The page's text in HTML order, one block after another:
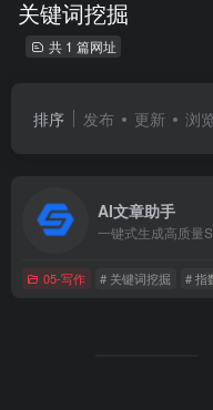
关键词挖掘
共 1 篇网址
排序 发布 更新 浏
AI文章助手
一键式生成高质量
05-写作 # 关键词挖掘 # 指